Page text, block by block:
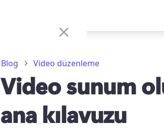
Blog Video düzenleme
Video sunum
ana kılavuzu